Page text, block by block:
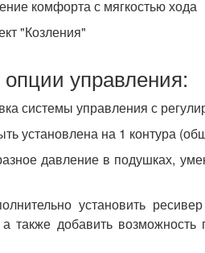
комфорта с мягкостью хода
"Козления"
управления:
системы управления с
установлена на 1 контура
давление в подушках,
установить
также добавить